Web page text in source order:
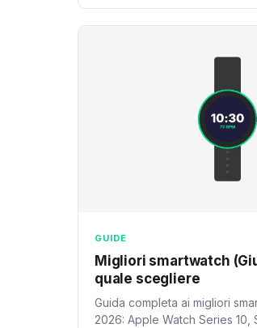
GUIDE
Migliori smartwatch
quale scegliere
Guida completa ai migliori
2026: Apple Watch Series 10,